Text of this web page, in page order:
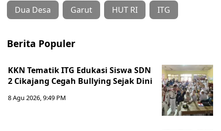
Dua Desa Garut HUT RI ITG
Berita Populer
KKN Tematik ITG Edukasi Siswa SDN
2 Cikajang Cegah Bullying Sejak Dini
8 Agu 2026, 9:49 PM